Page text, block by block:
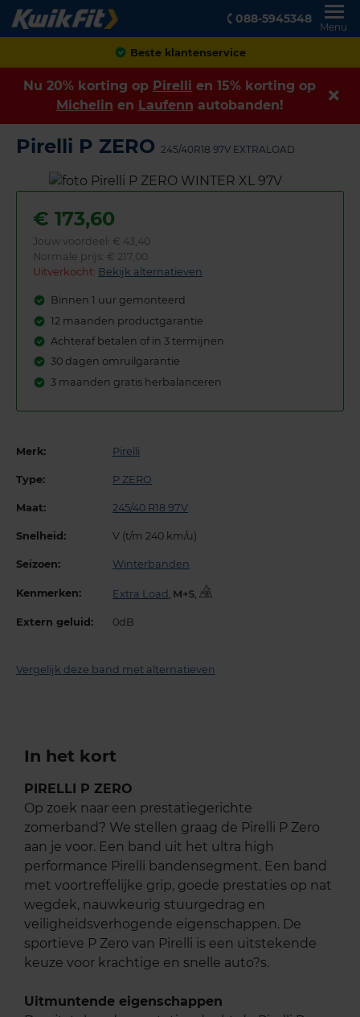
088-5945348
Menu
Achteraf betalen
Nu 20% korting op Pirelli en 15% korting op
Michelin en Laufenn autobanden!
Pirelli P ZERO 245/40R18 97V EXTRALOAD
€ 173,60
Jouw voordeel: € 43,40
Normale prijs: € 217,00
Uitverkocht: Bekijk alternatieven
Binnen 1 uur gemonteerd
12 maanden productgarantie
Achteraf betalen of in 3 termijnen
30 dagen omruilgarantie
3 maanden gratis herbalanceren
Merk: Pirelli
Type: P ZERO
Maat: 245/40 R18 97V
Snelheid: V (t/m 240 km/u)
Seizoen: Winterbanden
Kenmerken: Extra Load , ,
Extern geluid: 0dB
Vergelijk deze band met alternatieven
In het kort
PIRELLI P ZERO
Op zoek naar een prestatiegerichte
zomerband? We stellen graag de Pirelli P Zero
aan je voor. Een band uit het ultra high
performance Pirelli bandensegment. Een band
met voortreffelijke grip, goede prestaties op nat
wegdek, nauwkeurig stuurgedrag en
veiligheidsverhogende eigenschappen. De
sportieve P Zero van Pirelli is een uitstekende
keuze voor krachtige en snelle auto?s.
Uitmuntende eigenschappen